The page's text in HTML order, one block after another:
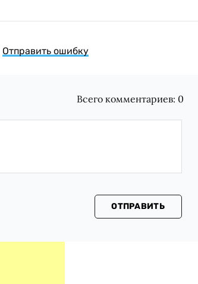
Отправить ошибку
Всего комментариев: 0
ОТПРАВИТЬ